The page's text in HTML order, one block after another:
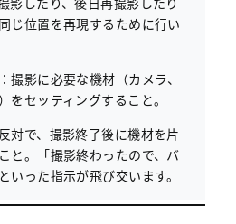
じ位置を再現するために行い
撮影に必要な機材（カメラ、
をセッティングすること。
対で、撮影終了後に機材を片
と。「撮影終わったので、バ
いった指示が飛び交います。